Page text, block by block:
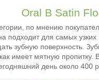
Oral B Satin
по мнению
подходит для самых
зубную поверхность.
имеет мятную пропитку.
день около 400